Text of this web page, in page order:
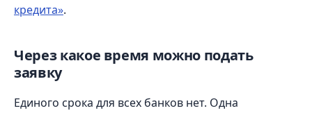
кредита».
Через какое время можно подать
заявку
Единого срока для всех банков нет. Одна